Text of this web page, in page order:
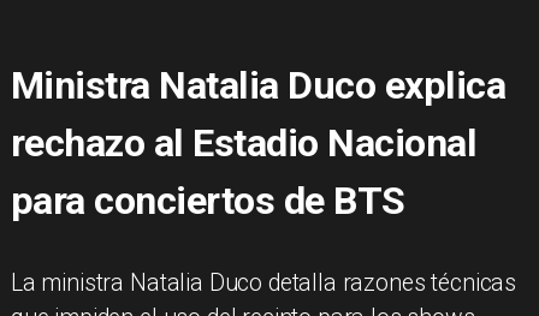
Ministra Natalia Duco explica
rechazo al Estadio Nacional
para conciertos de BTS
La ministra Natalia Duco detalla razones técnicas